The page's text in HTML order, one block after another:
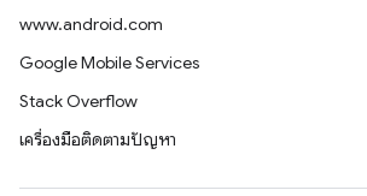
www.android.com
Google Mobile Services
Stack Overflow
เครื่องมือติดตามปัญหา